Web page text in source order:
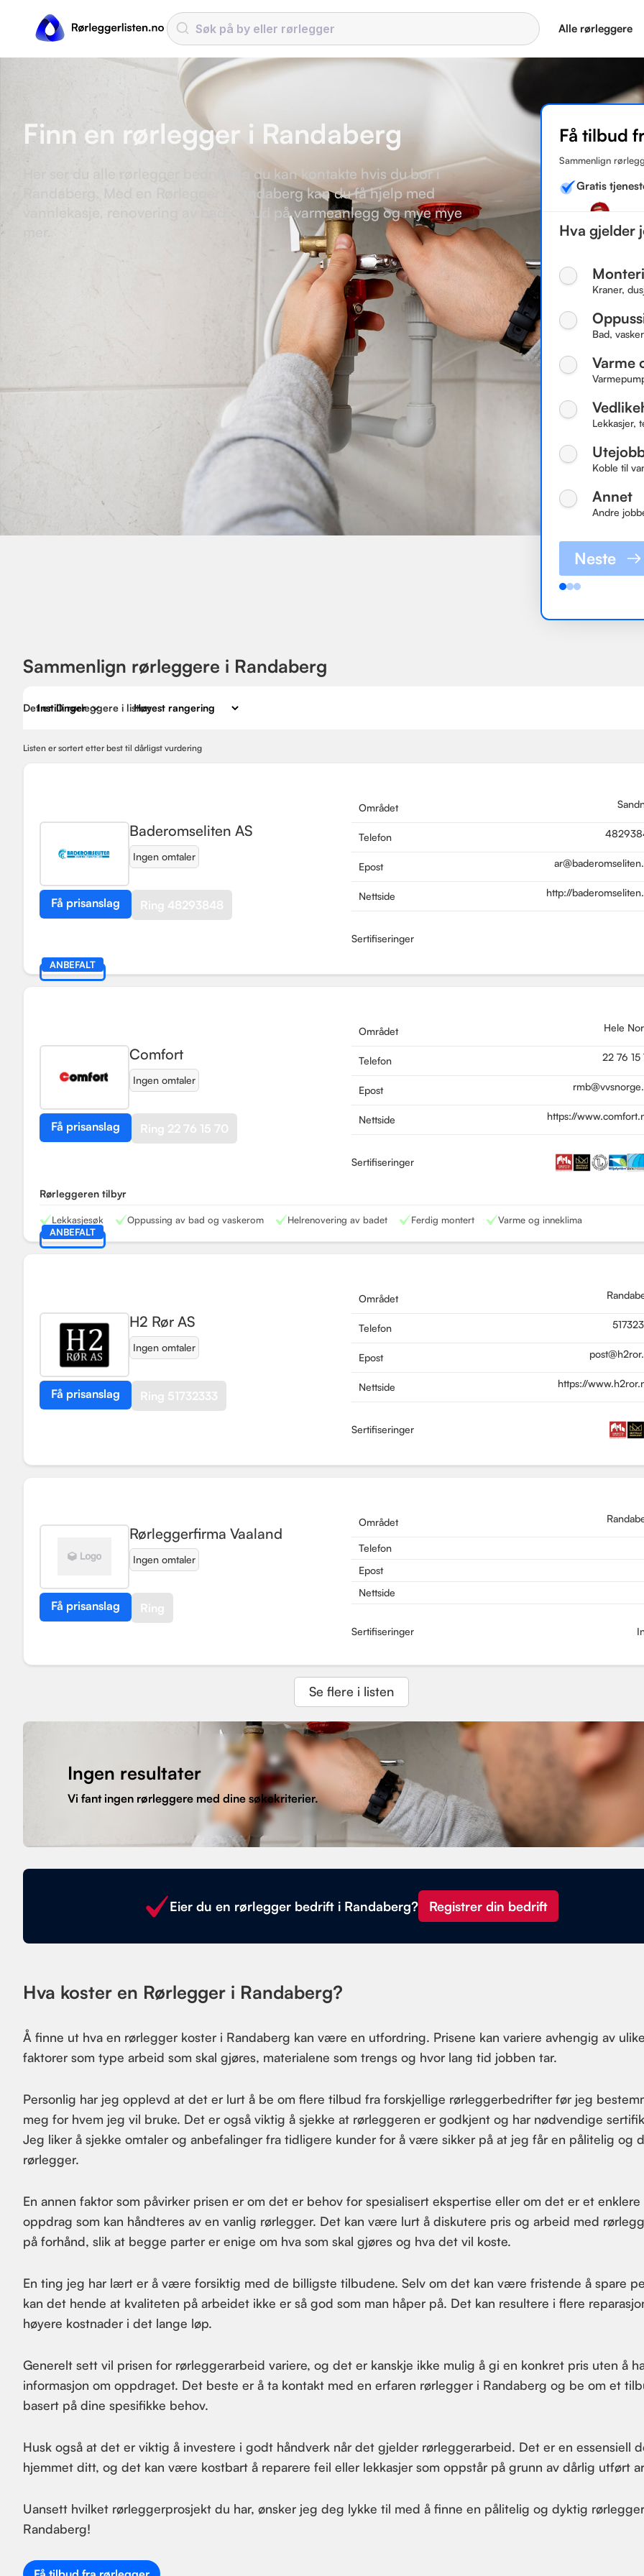
Alle rørleggere
Finn en rørlegger i Randaberg
Her ser du alle rørlegger bedriftene du kan kontakte hvis du bor i
Randaberg. Med en Rørlegger i Randaberg kan du få hjelp med
vannlekasje, renovering av bad, tilbud på varmeanlegg og mye mye
Få tilbud
Sammenlign
Gratis
Hva gjelder
Kraner,
Bad,
Varme
Lekkasjer,
Koble til
Annet
Andre
Neste
Sammenlign rørleggere i Randaberg
Det er 0 rørleggere i listen
Instillinger
Listen er sortert etter best til dårligst vurdering
Baderomseliten AS
Ingen omtaler
Få prisanslag Ring 48293848
Området
Telefon
Epost
Nettside http://
Sertifiseringer
ANBEFALT
Comfort
Ingen omtaler
Få prisanslag Ring 22 76 15 70
Området Hele
Telefon 22 76 15
Epost
Nettside https://
Sertifiseringer
Rørleggeren tilbyr
Lekkasjesøk Oppussing av bad og vaskerom Helrenovering av badet Ferdig montert
Varme og inneklima
ANBEFALT
H2 Rør AS
Ingen omtaler
Få prisanslag Ring 51732333
Området
Telefon
Epost
Nettside https://
Sertifiseringer
Rørleggerfirma Vaaland
Ingen omtaler
Få prisanslag Ring
Området
Telefon
Epost
Nettside
Sertifiseringer
Se flere i listen
Ingen resultater
Vi fant ingen rørleggere med dine søkekriterier.
Eier du en rørlegger bedrift i Randaberg? Registrer din bedrift
Hva koster en Rørlegger i Randaberg?
Å finne ut hva en rørlegger koster i Randaberg kan være en utfordring. Prisene kan variere avhengig av
faktorer som type arbeid som skal gjøres, materialene som trengs og hvor lang tid jobben tar.
Personlig har jeg opplevd at det er lurt å be om flere tilbud fra forskjellige rørleggerbedrifter før jeg
meg for hvem jeg vil bruke. Det er også viktig å sjekke at rørleggeren er godkjent og har nødvendige
Jeg liker å sjekke omtaler og anbefalinger fra tidligere kunder for å være sikker på at jeg får en pålitelig og
rørlegger.
En annen faktor som påvirker prisen er om det er behov for spesialisert ekspertise eller om det er et enklere
oppdrag som kan håndteres av en vanlig rørlegger. Det kan være lurt å diskutere pris og arbeid med
på forhånd, slik at begge parter er enige om hva som skal gjøres og hva det vil koste.
En ting jeg har lært er å være forsiktig med de billigste tilbudene. Selv om det kan være fristende å spare
kan det hende at kvaliteten på arbeidet ikke er så god som man håper på. Det kan resultere i flere
høyere kostnader i det lange løp.
Generelt sett vil prisen for rørleggerarbeid variere, og det er kanskje ikke mulig å gi en konkret pris uten å
informasjon om oppdraget. Det beste er å ta kontakt med en erfaren rørlegger i Randaberg og be om et
basert på dine spesifikke behov.
Husk også at det er viktig å investere i godt håndverk når det gjelder rørleggerarbeid. Det er en essensiell
hjemmet ditt, og det kan være kostbart å reparere feil eller lekkasjer som oppstår på grunn av dårlig utført
Uansett hvilket rørleggerprosjekt du har, ønsker jeg deg lykke til med å finne en pålitelig og dyktig
Randaberg!